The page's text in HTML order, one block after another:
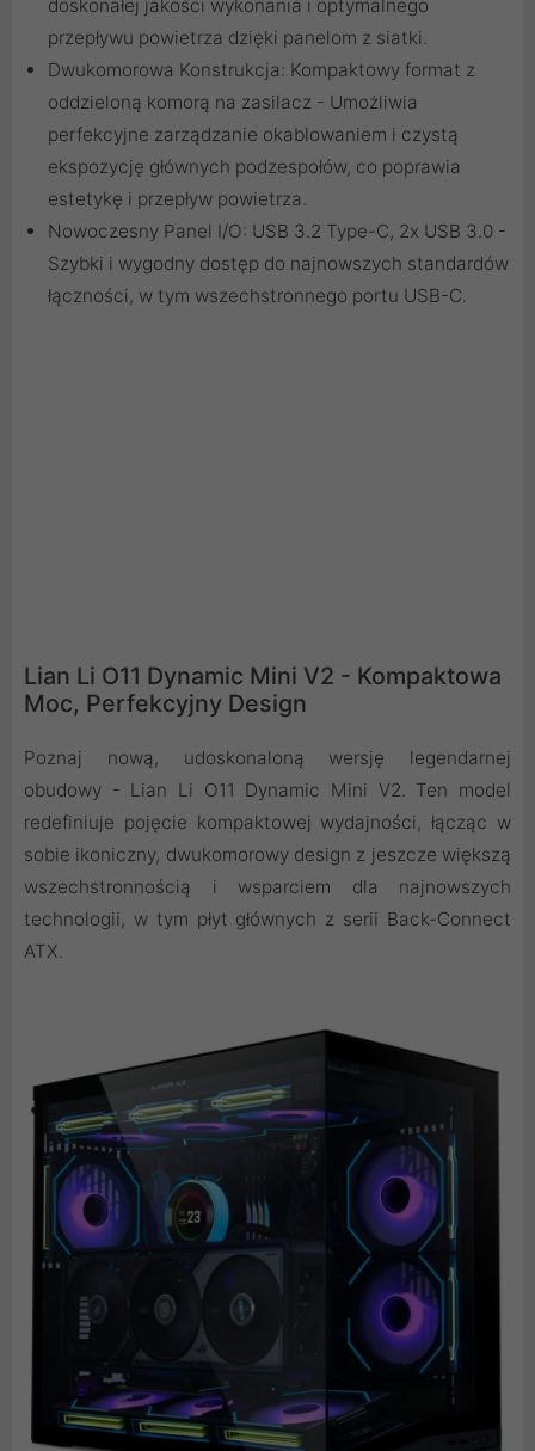
doskonałej jakości wykonania i optymalnego
przepływu powietrza dzięki panelom z siatki.
Dwukomorowa Konstrukcja: Kompaktowy format z
oddzieloną komorą na zasilacz - Umożliwia
perfekcyjne zarządzanie okablowaniem i czystą
ekspozycję głównych podzespołów, co poprawia
estetykę i przepływ powietrza.
Nowoczesny Panel I/O: USB 3.2 Type-C, 2x USB 3.0 -
Szybki i wygodny dostęp do najnowszych standardów
łączności, w tym wszechstronnego portu USB-C.
Lian Li O11 Dynamic Mini V2 - Kompaktowa
Moc, Perfekcyjny Design
Poznaj nową, udoskonaloną wersję legendarnej
obudowy - Lian Li O11 Dynamic Mini V2. Ten model
redefiniuje pojęcie kompaktowej wydajności, łącząc w
sobie ikoniczny, dwukomorowy design z jeszcze większą
wszechstronnością i wsparciem dla najnowszych
technologii, w tym płyt głównych z serii Back-Connect
ATX.